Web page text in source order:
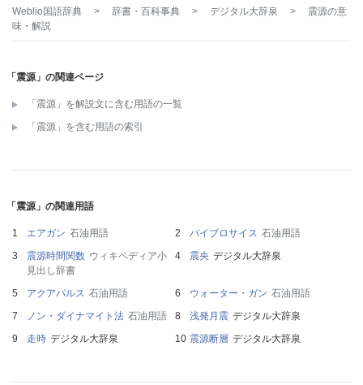
Weblio国語辞典 > 辞書・百科事典 > デジタル大辞泉 > 震源の意
味・解説
「震源」の関連ページ
「震源」を解説文に含む用語の一覧
「震源」を含む用語の索引
「震源」の関連用語
エアガン 石油用語 バイブロサイス 石油用語
震源時間関数 ウィキペディア小
見出し辞書
震央 デジタル大辞泉
アクアパルス 石油用語 ウォーター・ガン 石油用語
ノン・ダイナマイト法 石油用語 浅発月震 デジタル大辞泉
走時 デジタル大辞泉 震源断層 デジタル大辞泉